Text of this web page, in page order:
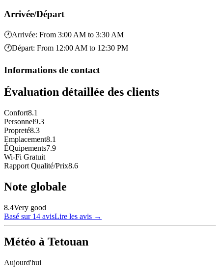
Arrivée/Départ
🕐Arrivée: From 3:00 AM to 3:30 AM
🕐Départ: From 12:00 AM to 12:30 PM
Informations de contact
Évaluation détaillée des clients
Confort8.1
Personnel9.3
Propreté8.3
Emplacement8.1
ÉQuipements7.9
Wi-Fi Gratuit
Rapport Qualité/Prix8.6
Note globale
8.4Very good
Basé sur 14 avisLire les avis →
Météo à Tetouan
Aujourd'hui